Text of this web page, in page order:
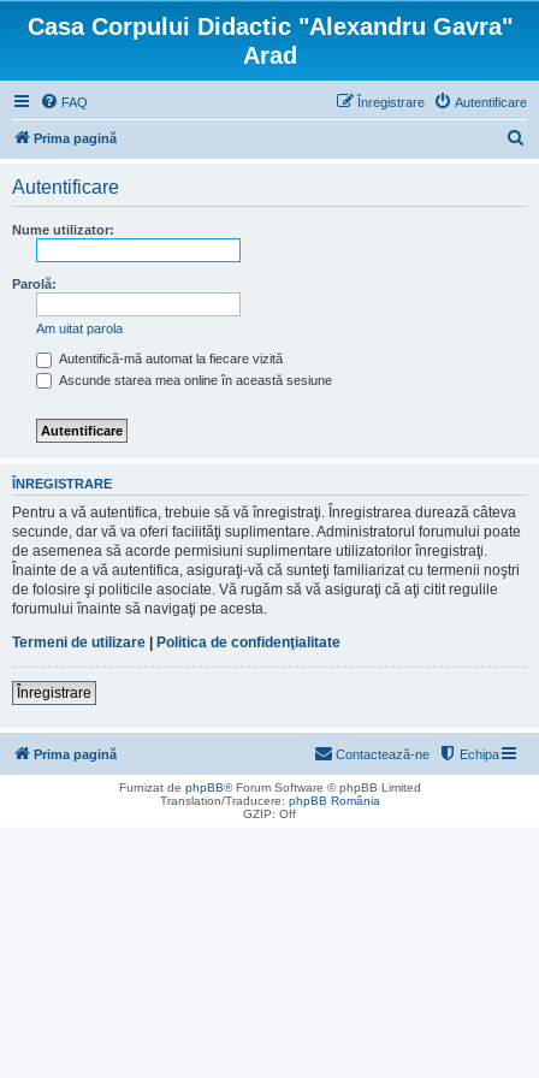
Casa Corpului Didactic "Alexandru Gavra"
Arad
FAQ Autentificare
Înregistrare
Prima pagină
Autentificare
Nume utilizator:
Parolă:
Am uitat parola
Autentifică-mă automat la fiecare vizită
Ascunde starea mea online în această sesiune
ÎNREGISTRARE
Pentru a vă autentifica, trebuie să vă înregistraţi. Înregistrarea durează câteva
secunde, dar vă va oferi facilităţi suplimentare. Administratorul forumului poate
de asemenea să acorde permisiuni suplimentare utilizatorilor înregistraţi.
Înainte de a vă autentifica, asiguraţi-vă că sunteţi familiarizat cu termenii noştri
de folosire şi politicile asociate. Vă rugăm să vă asiguraţi că aţi citit regulile
forumului înainte să navigaţi pe acesta.
Termeni de utilizare | Politica de confidenţialitate
Înregistrare
Prima pagină Echipa
Contactează-ne
Furnizat de phpBB® Forum Software © phpBB Limited
Translation/Traducere: phpBB România
GZIP: Off